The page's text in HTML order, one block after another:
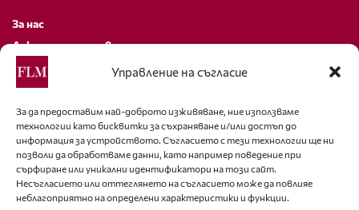
Управление на съгласие
За да предоставим най-доброто изживяване, ние използваме
технологии като бисквитки за съхраняване и/или достъп до
информация за устройството. Съгласието с тези технологии ще ни
позволи да обработваме данни, като например поведение при
сърфиране или уникални идентификатори на този сайт.
Несъгласието или оттеглянето на съгласието може да повлияе
неблагоприятно на определени характеристики и функции.
За нас
Декларация за поверителност
Политика за бисквитки
За контакти
editor@fashion-lifestyle.net
+359 88 227 33 47
Последвайте ни